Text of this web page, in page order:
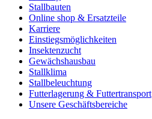
Stallbauten
Online shop & Ersatzteile
Karriere
Einstiegsmöglichkeiten
Insektenzucht
Gewächshausbau
Stallklima
Stallbeleuchtung
Futterlagerung & Futtertransport
Unsere Geschäftsbereiche